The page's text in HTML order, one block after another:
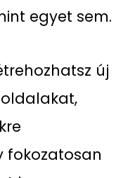
egyet sem.
új
fokozatosan